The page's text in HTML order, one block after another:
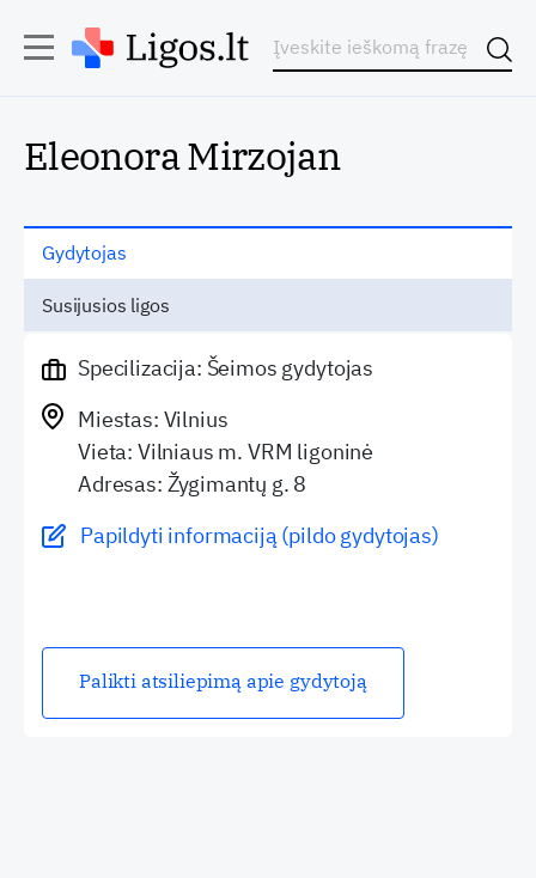
Eleonora Mirzojan
Gydytojas
Susijusios ligos
Specilizacija: Šeimos gydytojas
Miestas: Vilnius
Vieta: Vilniaus m. VRM ligoninė
Adresas: Žygimantų g. 8
Papildyti informaciją (pildo gydytojas)
Palikti atsiliepimą apie gydytoją